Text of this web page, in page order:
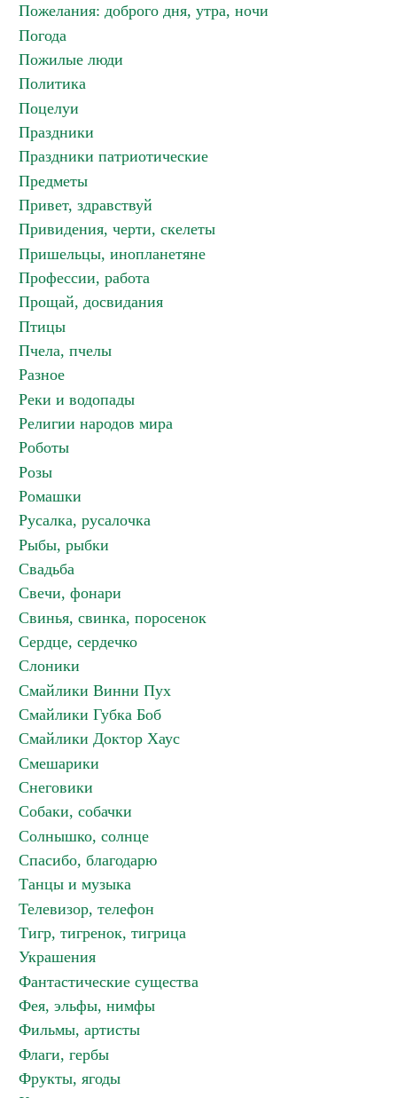
Пожелания: доброго дня, утра, ночи
Погода
Пожилые люди
Политика
Поцелуи
Праздники
Праздники патриотические
Предметы
Привет, здравствуй
Привидения, черти, скелеты
Пришельцы, инопланетяне
Профессии, работа
Прощай, досвидания
Птицы
Пчела, пчелы
Разное
Реки и водопады
Религии народов мира
Роботы
Розы
Ромашки
Русалка, русалочка
Рыбы, рыбки
Свадьба
Свечи, фонари
Свинья, свинка, поросенок
Сердце, сердечко
Слоники
Смайлики Винни Пух
Смайлики Губка Боб
Смайлики Доктор Хаус
Смешарики
Снеговики
Собаки, собачки
Солнышко, солнце
Спасибо, благодарю
Танцы и музыка
Телевизор, телефон
Тигр, тигренок, тигрица
Украшения
Фантастические существа
Фея, эльфы, нимфы
Фильмы, артисты
Флаги, гербы
Фрукты, ягоды